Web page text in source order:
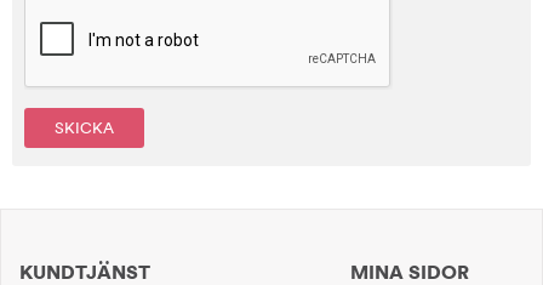
SKICKA
KUNDTJÄNST MINA SIDOR